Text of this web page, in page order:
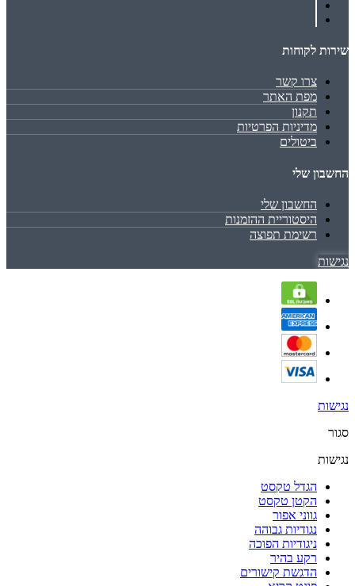
שירות לקוחות
צרו קשר
מפת האתר
תקנון
מדיניות הפרטיות
ביטולים
החשבון שלי
החשבון שלי
היסטוריית ההזמנות
רשימת תפוצה
נגישות
נגישות
סגור
נגישות
הגדל טקסט
הקטן טקסט
גווני אפור
נגודיות גבוהה
ניגודיות הפוכה
רקע בהיר
הדגשת קישורים